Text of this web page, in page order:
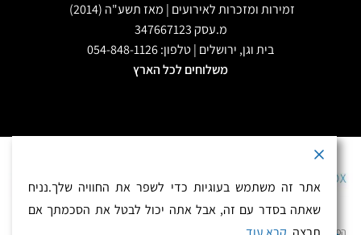
זמירות ומזכרות לאירועים | מאז תשע"ה (2014)
מ.עסק 347667123
בית וגן, ירושלים | טלפון: 054-848-1126
משלוחים לכל הארץ
התשלום מאובטח בתקן PCI
אתר זה משתמש בעוגיות כדי לשפר את החוויה שלך.נניח
שאתה בסדר עם זה, אבל אתה יכול לבטל את הסכמתך אם